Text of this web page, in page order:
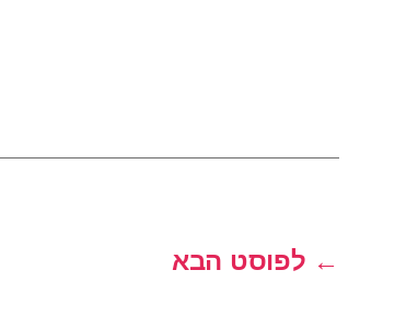
Posts
← לפוסט הבא